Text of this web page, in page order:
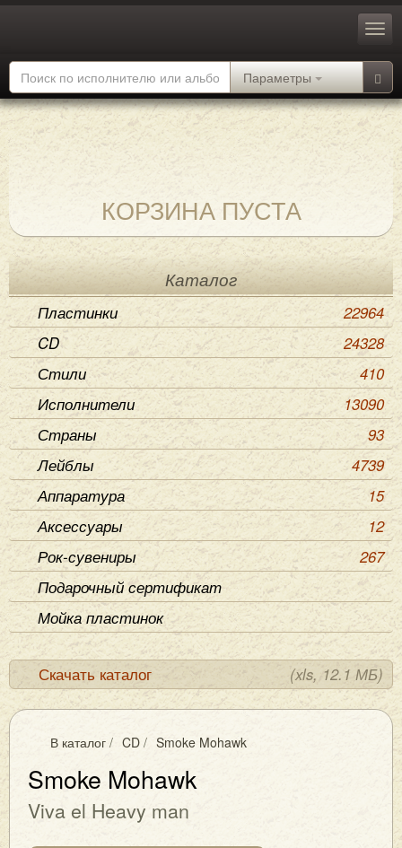
Параметры
КОРЗИНА ПУСТА
Каталог
Пластинки
22964
CD
24328
Стили
410
Исполнители
13090
Страны
93
Лейблы
4739
Аппаратура
15
Аксессуары
12
Рок-сувениры
267
Подарочный сертификат
Мойка пластинок
Скачать каталог (xls, 12.1 МБ)
В каталог / CD / Smoke Mohawk
Smoke Mohawk
Viva el Heavy man